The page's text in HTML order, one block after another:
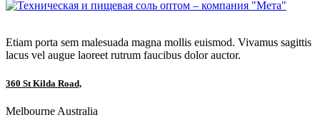
Etiam porta sem malesuada magna mollis euismod. Vivamus sagittis
lacus vel augue laoreet rutrum faucibus dolor auctor.
360 St Kilda Road,
Melbourne Australia